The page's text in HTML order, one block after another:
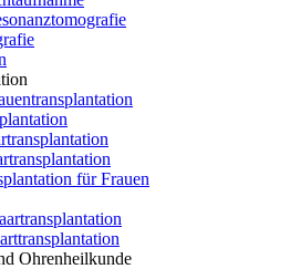
für Frauen
Ohrenheilkunde